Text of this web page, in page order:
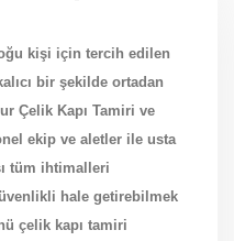
kişi için tercih edilen
bir şekilde ortadan
Çelik Kapı Tamiri ve
ekip ve aletler ile usta
tüm ihtimalleri
hale getirebilmek
çelik kapı tamiri